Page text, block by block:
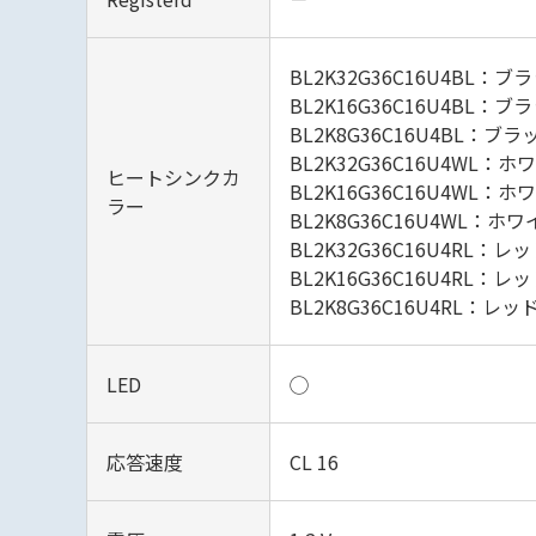
ヒートシンクカ
ラー
BL2K32G36C16U4BL：ブ
BL2K16G36C16U4BL：ブ
BL2K8G36C16U4BL：ブラ
BL2K32G36C16U4WL：ホ
BL2K16G36C16U4WL：ホ
BL2K8G36C16U4WL：ホワ
BL2K32G36C16U4RL：レッ
BL2K16G36C16U4RL：レッ
BL2K8G36C16U4RL：レッド
LED ◯
応答速度 CL 16